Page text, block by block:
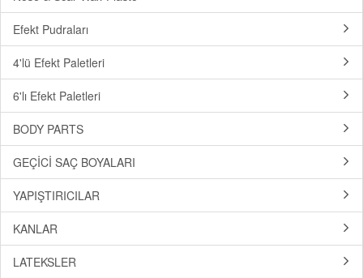
Efekt Pudraları
4'lü Efekt Paletleri
6'lı Efekt Paletleri
BODY PARTS
GEÇİCİ SAÇ BOYALARI
YAPIŞTIRICILAR
KANLAR
LATEKSLER